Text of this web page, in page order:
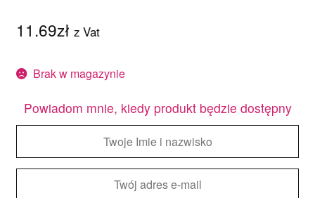
11.69zł z Vat
Brak w magazynie
Powiadom mnie, kiedy produkt będzie dostępny